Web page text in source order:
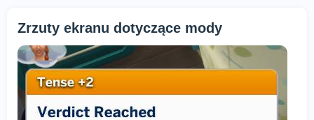
Zrzuty ekranu dotyczące mody